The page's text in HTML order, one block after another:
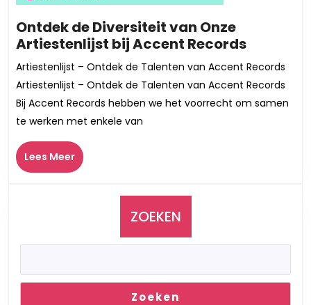
Ontdek de Diversiteit van Onze
Artiestenlijst bij Accent RecordsOntdek
de
van
Onze
Artiestenlijst – Ontdek de Talenten van Accent Records
Artiestenlijst – Ontdek de Talenten van Accent Records
Bij Accent Records hebben we het voorrecht om samen
te werken met enkele van
Lees MeerLees
Meer
ZOEKEN
Zoeken